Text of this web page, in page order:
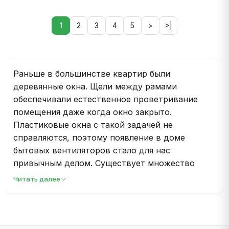
1 2 3 4 5 > >|
Раньше в большинстве квартир были
деревянные окна. Щели между рамами
обеспечивали естественное проветривание
помещения даже когда окно закрыто.
Пластиковые окна с такой задачей не
справляются, поэтому появление в доме
бытовых вентиляторов стало для нас
привычным делом. Существует множество
видов бытовых вентиляторов, которые
Читать далее